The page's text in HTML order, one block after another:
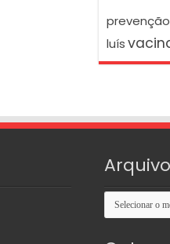
prevenção
luís
Arquivos